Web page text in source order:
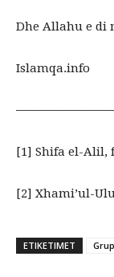
Dhe Allahu e di
Islamqa.info
[1] Shifa el-Alil,
[2] Xhami’ul-
ETIKETIMET